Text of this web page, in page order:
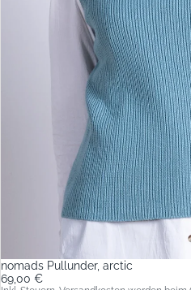
nomads Pullunder, arctic
69,00 €